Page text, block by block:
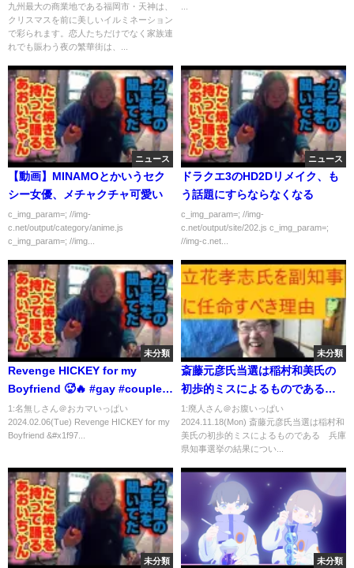
九州最大の商業地である福岡市・天神は、
クリスマスを前に美しいイルミネーション
で彩られます。恋人たちだけでなく家族連
れでも賑わう夜の繁華街は、...
ニュース
【動画】MINAMOとかいうセク
シー女優、メチャクチャ可愛い
c_img_param=; //img-
c.net/output/category/anime.js
c_img_param=; //img...
ニュース
ドラクエ3のHD2Dリメイク、も
う話題にすらならなくなる
c_img_param=; //img-
c.net/output/site/202.js c_img_param=;
//img-c.net...
未分類
Revenge HICKEY for my
Boyfriend 🥵🔥 #gay #couple
#bl
1:名無しさん＠おカマいっぱい
2024.02.06(Tue) Revenge HICKEY for my
Boyfriend &#x1f97...
未分類
斎藤元彦氏当選は稲村和美氏の
初歩的ミスによるものである
兵庫県知事選挙の結果について
1:廃人さん＠お腹いっぱい
2024.11.18(Mon) 斎藤元彦氏当選は稲村和
美氏の初歩的ミスによるものである 兵庫
県知事選挙の結果につい...
未分類 未分類